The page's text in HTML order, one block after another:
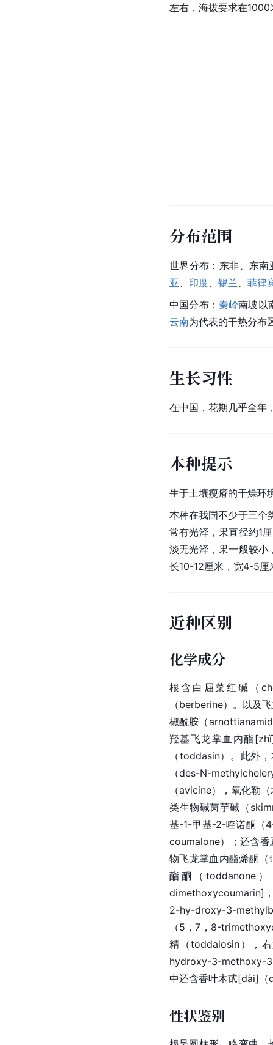
左右，海拔要求在1000
分布范围
世界分布：东非、东南
亚 、 印度、 锡兰、 菲律
中国分布： 秦岭南坡以
云南为代表的干热分布
生长习性
在中国，花期几乎全年
本种提示
生于土壤瘦瘠的干燥环
本种在我国不少于三个
常有光泽，果直径约1
淡无光泽，果一般较
长10-12厘米，宽4-5厘
近种区别
化学成分
根含白屈菜红碱（
（berberine）。以及
椒酰胺（
羟基飞龙掌血内酯
（toddasin）。此外
（des-N-
（avicine），氧化勒
类生物碱茵芋碱（
基-1-甲基-2-喹诺酮（
coumalone）；还含香
物飞龙掌血内酯烯酮
酯酮（toddanone
dimethoxycoumarin]
2-hy-droxy-3-
（5，7，8-
精（toddalosin），
hydroxy-3-methoxy-
中还含香叶木甙[dài]
性状鉴别